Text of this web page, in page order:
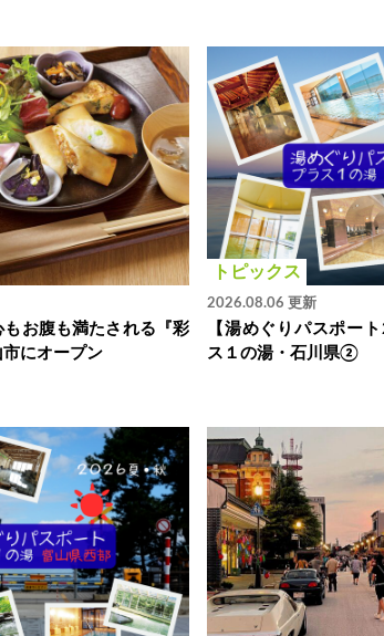
もお腹も満たされる『彩
にオープン
トピックス
2026.08.06 更新
【湯めぐりパスポー
ス１の湯・石川県②